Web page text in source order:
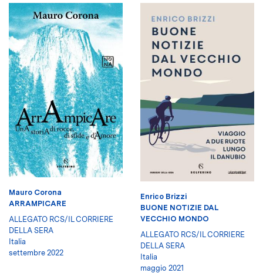
Mauro Corona
ARRAMPICARE
ALLEGATO RCS/IL CORRIERE
DELLA SERA
Italia
settembre 2022
Enrico Brizzi
BUONE NOTIZIE DAL
VECCHIO MONDO
ALLEGATO RCS/IL CORRIERE
DELLA SERA
Italia
maggio 2021